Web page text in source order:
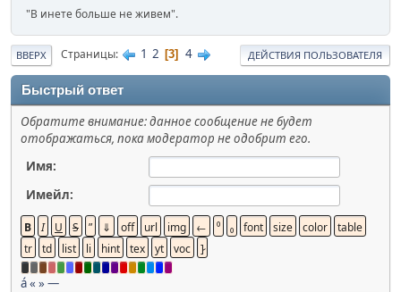
"В инете больше не живем".
ВВЕРХ Страницы 1 2 3 4 ДЕЙСТВИЯ ПОЛЬЗОВАТЕЛЯ
Быстрый ответ
Обратите внимание: данное сообщение не будет
отображаться, пока модератор не одобрит его.
Имя:
Имейл:
á« »—